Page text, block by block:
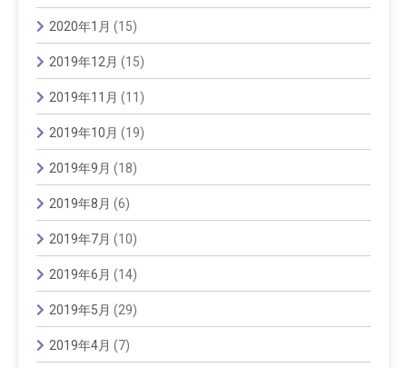
2020年1月 (15)
2019年12月 (15)
2019年11月 (11)
2019年10月 (19)
2019年9月 (18)
2019年8月 (6)
2019年7月 (10)
2019年6月 (14)
2019年5月 (29)
2019年4月 (7)